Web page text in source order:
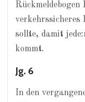
verkehrssicheres
sollte, damit
kommt.
Jg. 6
In den